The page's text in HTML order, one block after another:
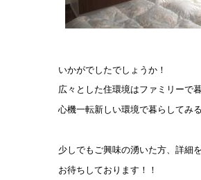
いかがでしたでしょうか！
広々とした住環境はファミリーで
心機一転新しい環境で暮らしてみ
少しでもご興味の湧いた方、詳細
お待ちしております！！